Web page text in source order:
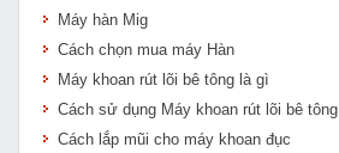
Máy hàn Mig
Cách chọn mua máy Hàn
Máy khoan rút lõi bê tông là gì
Cách sử dụng Máy khoan rút lõi bê tông
Cách lắp mũi cho máy khoan đục